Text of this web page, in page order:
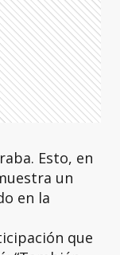
Esto, en
un
en la
que